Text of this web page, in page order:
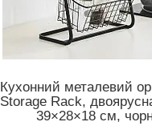
Кухонний металевий
Storage Rack,
39×28×18 см,